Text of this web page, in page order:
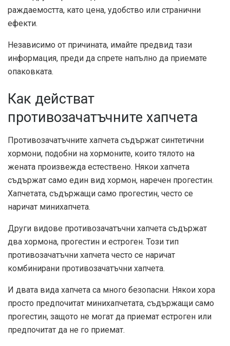
раждаемостта, като цена, удобство или странични
ефекти.
Независимо от причината, имайте предвид тази
информация, преди да спрете напълно да приемате
опаковката.
Как действат
противозачатъчните хапчета
Противозачатъчните хапчета съдържат синтетични
хормони, подобни на хормоните, които тялото на
жената произвежда естествено. Някои хапчета
съдържат само един вид хормон, наречен прогестин.
Хапчетата, съдържащи само прогестин, често се
наричат ​​минихапчета.
Други видове противозачатъчни хапчета съдържат
два хормона, прогестин и естроген. Този тип
противозачатъчни хапчета често се наричат ​​
комбинирани противозачатъчни хапчета.
И двата вида хапчета са много безопасни. Някои хора
просто предпочитат минихапчетата, съдържащи само
прогестин, защото не могат да приемат естроген или
предпочитат да не го приемат.